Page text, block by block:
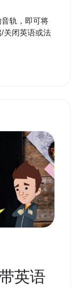
轨，即可将
关闭英语或法
英语